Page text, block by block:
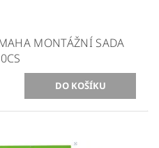
MONTÁŽNÍ SADA